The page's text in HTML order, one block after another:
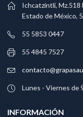
Ichcatzintli, Mz.518
Estado de México,
55 5853 0447
55 4845 7527
Lunes - Viernes de
INFORMACIÓN